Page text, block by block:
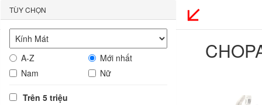
TÙY CHỌN
A-Z
Mới nhất
Nam
Nữ
Trên 5 triệu